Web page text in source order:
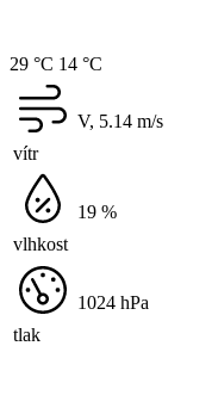
29 °C 14 °C
vítr
V, 5.14 m/s
vlhkost
19 %
tlak
1024 hPa